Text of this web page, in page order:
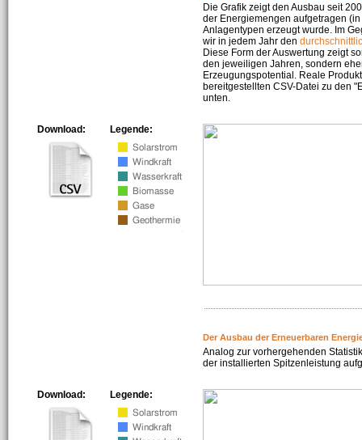
Die Grafik zeigt den Ausbau seit
der Energiemengen aufgetragen
Anlagentypen erzeugt wurde. Im
wir in jedem Jahr den
Diese Form der Auswertung zeigt
den jeweiligen Jahren, sondern
Erzeugungspotential. Reale
bereitgestellten CSV-Datei zu den
unten.
Legende:
Download:
Der Ausbau der Erneuerbaren
Analog zur vorhergehenden
der installierten Spitzenleistung
Legende:
Download: